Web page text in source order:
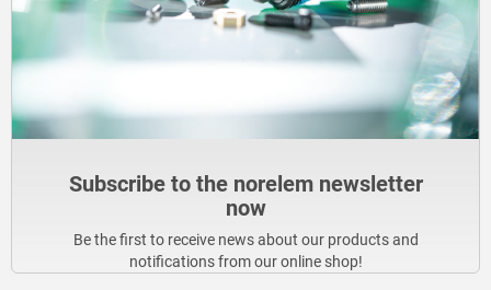
Subscribe to the norelem newsletter
now
Be the first to receive news about our products and
notifications from our online shop!